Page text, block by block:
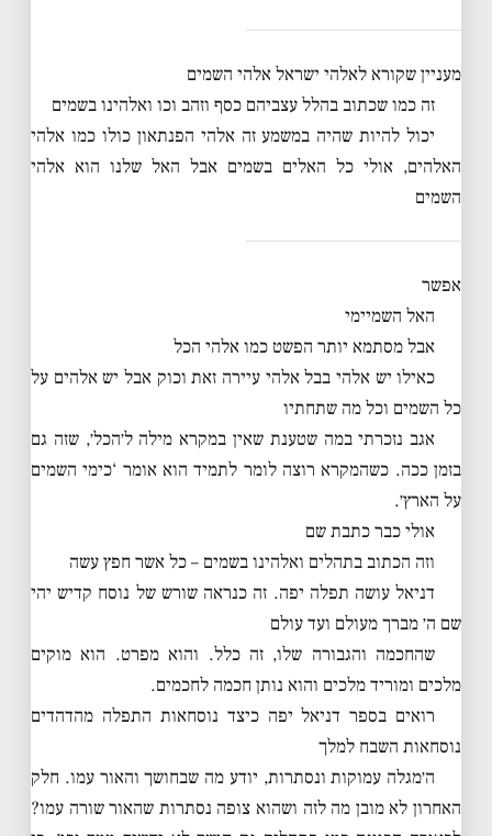
מעניין שקורא לאלהי ישראל אלהי השמים
זה כמו שכתוב בהלל עצביהם כסף וזהב וכו ואלהינו בשמים
יכול להיות שהיה במשמע זה אלהי הפנתאון כולו כמו אלהי
האלהים, אולי כל האלים בשמים אבל האל שלנו הוא אלהי
השמים
אפשר
האל השמיימי
אבל מסתמא יותר הפשט כמו אלהי הכל
כאילו יש אלהי בבל אלהי עיירה זאת וכוק אבל יש אלהים על
כל השמים וכל מה שתחתיו
אגב נזכרתי במה שטענת שאין במקרא מילה ל׳הכל׳, שזה גם
בזמן ככה. כשהמקרא רוצה לומר לתמיד הוא אומר ‘כימי השמים
על הארץ׳.
אולי כבר כתבת שם
וזה הכתוב בתהלים ואלהינו בשמים – כל אשר חפץ עשה
דניאל עושה תפלה יפה. זה כנראה שורש של נוסח קדיש יהי
שם ה׳ מברך מעולם ועד עולם
שהחכמה והגבורה שלו, זה כלל. והוא מפרט. הוא מוקים
מלכים ומוריד מלכים והוא נותן חכמה לחכמים.
רואים בספר דניאל יפה כיצד נוסחאות התפלה מהדהדים
נוסחאות השבח למלך
ה׳מגלה עמוקות ונסתרות, יודע מה שבחושך והאור עמו. חלק
האחרון לא מובן מה לזה ושהוא צופה נסתרות שהאור שורה עמו?